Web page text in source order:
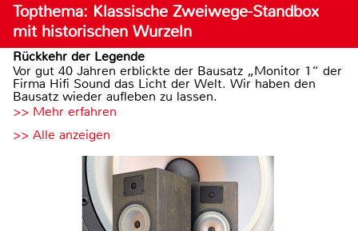
Topthema: Klassische Zweiwege-Standbox
mit historischen Wurzeln
Rückkehr der Legende
Vor gut 40 Jahren erblickte der Bausatz „Monitor 1“ der
Firma Hifi Sound das Licht der Welt. Wir haben den
Bausatz wieder aufleben zu lassen.
>> Mehr erfahren
>> Alle anzeigen